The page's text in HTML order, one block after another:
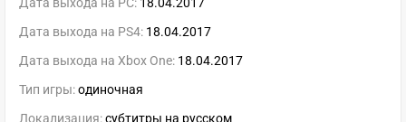
Дата выхода на PS4: 18.04.2017
Дата выхода на Xbox One: 18.04.2017
Тип игры:одиночная
Локализация:субтитры на русском